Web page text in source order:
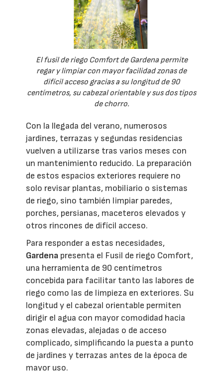
El fusil de riego Comfort de Gardena permite
regar y limpiar con mayor facilidad zonas de
difícil acceso gracias a su longitud de 90
centímetros, su cabezal orientable y sus dos tipos
de chorro.
Con la llegada del verano, numerosos
jardines, terrazas y segundas residencias
vuelven a utilizarse tras varios meses con
un mantenimiento reducido. La preparación
de estos espacios exteriores requiere no
solo revisar plantas, mobiliario o sistemas
de riego, sino también limpiar paredes,
porches, persianas, maceteros elevados y
otros rincones de difícil acceso.
Para responder a estas necesidades,
Gardena presenta el Fusil de riego Comfort,
una herramienta de 90 centímetros
concebida para facilitar tanto las labores de
riego como las de limpieza en exteriores. Su
longitud y el cabezal orientable permiten
dirigir el agua con mayor comodidad hacia
zonas elevadas, alejadas o de acceso
complicado, simplificando la puesta a punto
de jardines y terrazas antes de la época de
mayor uso.